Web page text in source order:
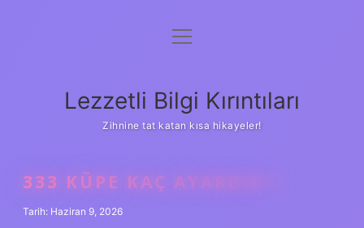
Anasayfa
Yasal Uyarı
menüyü
Lezzetli Bilgi Kırıntıları
Zihnine tat katan kısa hikayeler!
333 KÜPE KAÇ AYARDIR ?
Tarih: Haziran 9, 2026